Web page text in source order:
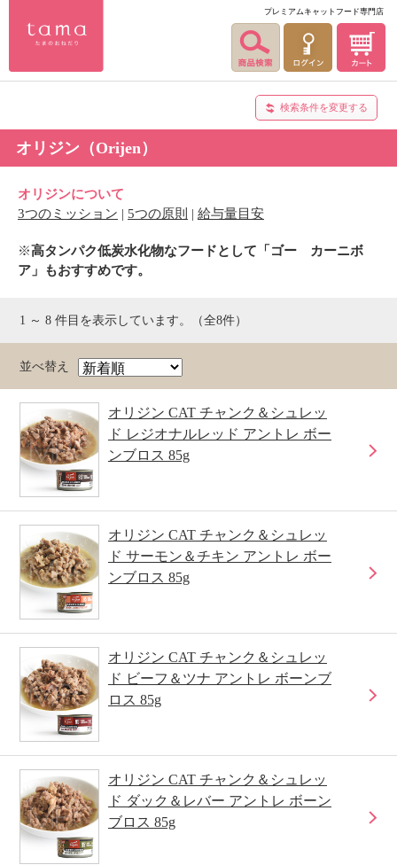
プレミアムキャットフード専門店
検索条件を変更する
オリジン（Orijen）
オリジンについて
3つのミッション | 5つの原則 | 給与量目安
※高タンパク低炭水化物なフードとして「ゴー カーニボ
ア」もおすすめです。
1 ～ 8 件目を表示しています。（全8件）
並べ替え
オリジン CAT チャンク＆シュレッ
ド レジオナルレッド アントレ ボー
ンブロス 85g
オリジン CAT チャンク＆シュレッ
ド サーモン＆チキン アントレ ボー
ンブロス 85g
オリジン CAT チャンク＆シュレッ
ド ビーフ＆ツナ アントレ ボーンブ
ロス 85g
オリジン CAT チャンク＆シュレッ
ド ダック＆レバー アントレ ボーン
ブロス 85g